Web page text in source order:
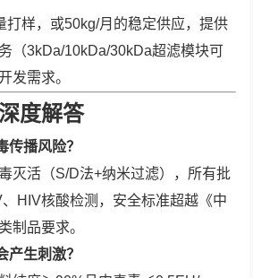
打样，或50kg/月的稳定供应，提供
（3kDa/10kDa/30kDa超滤模块可
发需求。
度解答
传播风险？
灭活（S/D法+纳米过滤），所有批
HIV核酸检测，安全标准超越《中
制品要求。
产生刺激？